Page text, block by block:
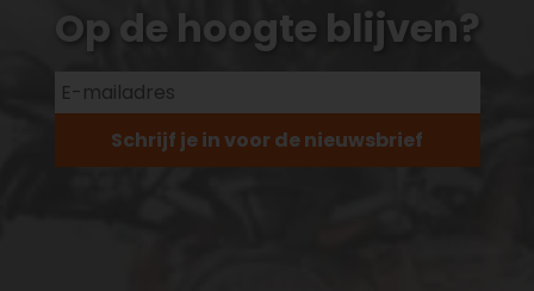
Op de hoogte blijven?
Schrijf je in voor de nieuwsbrief